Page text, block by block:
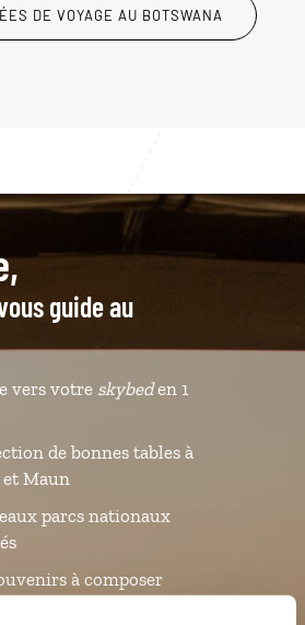
DE VOYAGE AU BOTSWANA
guide au
vers votre skybeden 1
de bonnes tables à
Maun
parcs nationaux
à composer